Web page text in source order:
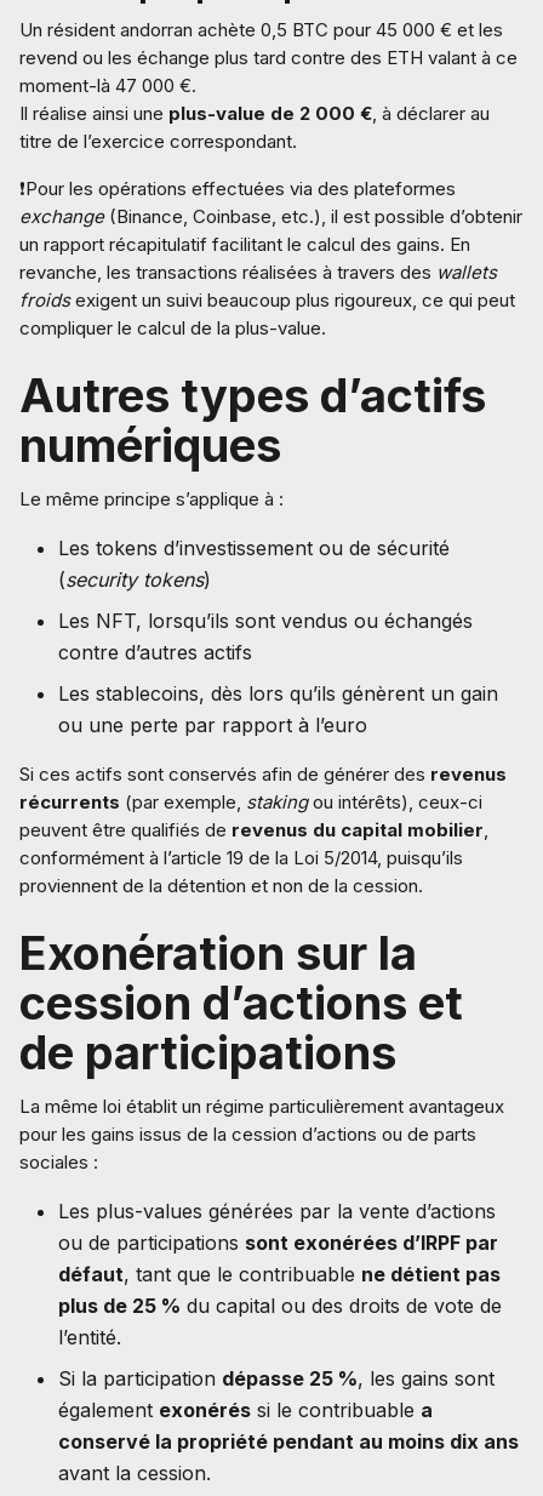
Un résident andorran achète 0,5 BTC pour 45 000 € et les
revend ou les échange plus tard contre des ETH valant à ce
moment-là 47 000 €.
Il réalise ainsi une plus-value de 2 000 €, à déclarer au
titre de l’exercice correspondant.
❗Pour les opérations effectuées via des plateformes
exchange(Binance, Coinbase, etc.), il est possible d’obtenir
un rapport récapitulatif facilitant le calcul des gains. En
revanche, les transactions réalisées à travers des wallets
froidsexigent un suivi beaucoup plus rigoureux, ce qui peut
compliquer le calcul de la plus-value.
Autres types d’actifs
numériques
Le même principe s’applique à :
Les tokens d’investissement ou de sécurité
(security tokens)
Les NFT, lorsqu’ils sont vendus ou échangés
contre d’autres actifs
Les stablecoins, dès lors qu’ils génèrent un gain
ou une perte par rapport à l’euro
Si ces actifs sont conservés afin de générer des revenus
récurrents (par exemple, stakingou intérêts), ceux-ci
peuvent être qualifiés de revenus du capital mobilier,
conformément à l’article 19 de la Loi 5/2014, puisqu’ils
proviennent de la détention et non de la cession.
Exonération sur la
cession d’actions et
de participations
La même loi établit un régime particulièrement avantageux
pour les gains issus de la cession d’actions ou de parts
sociales :
Les plus-values générées par la vente d’actions
ou de participations sont exonérées d’IRPF par
défaut, tant que le contribuable ne détient pas
plus de 25 % du capital ou des droits de vote de
l’entité.
Si la participation dépasse 25 %, les gains sont
également exonérés si le contribuable a
conservé la propriété pendant au moins dix ans
avant la cession.